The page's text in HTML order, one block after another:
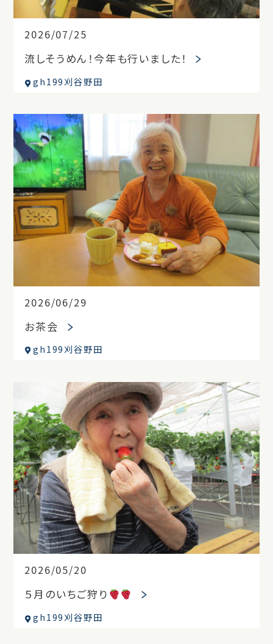
2026/07/25
流しそうめん！今年も行いました！
gh199刈谷野田
2026/06/29
お茶会
gh199刈谷野田
2026/05/20
５月のいちご狩り
gh199刈谷野田